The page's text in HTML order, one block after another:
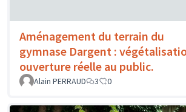
Aménagement du terrain du
gymnase Dargent :
ouverture réelle au public.
Alain PERRAUD 3 0